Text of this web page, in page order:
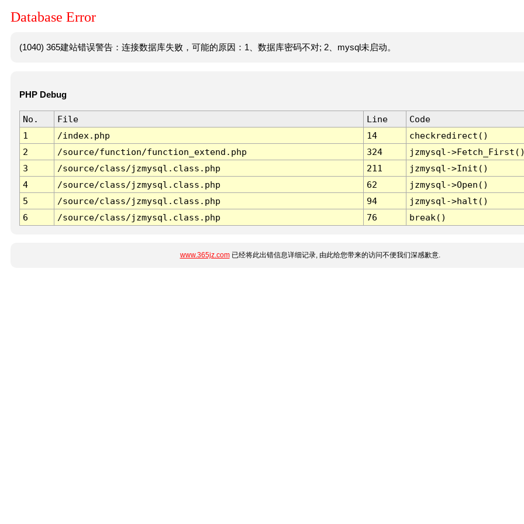
Database Error
(1040) 365建站错误警告：连接数据库失败，可能的原因：1、数据库密码不对; 2、mysql未启动。
PHP Debug
No. File Line
Code
1
/index.php 14
checkredirect()
2
/source/function/function_extend.php 324
jzmysql-
3
/source/class/jzmysql.class.php 211
jzmysql->Init()
4
/source/class/jzmysql.class.php 62
jzmysql->Open()
5
/source/class/jzmysql.class.php 94
jzmysql->halt()
6
/source/class/jzmysql.class.php 76 break()
www.365jz.com已经将此出错信息详细记录, 由此给您带来的访问不便我们深感歉意.